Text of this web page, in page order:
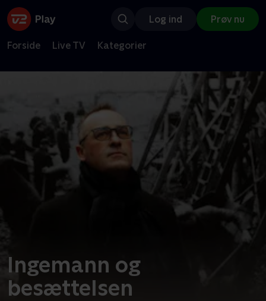
Log ind Prøv nu
Forside Live TV Kategorier
Ingemann og
besættelsen